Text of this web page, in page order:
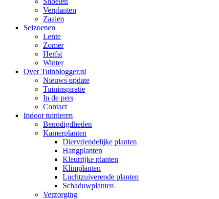
Verplanten
Zaaien
Seizoenen
Lente
Zomer
Herfst
Winter
Over Tuinblogger.nl
Nieuws update
Tuininspiratie
In de pers
Contact
Indoor tuinieren
Benodigdheden
Kamerplanten
Diervriendelijke planten
Hangplanten
Kleurrijke planten
Klimplanten
Luchtzuiverende planten
Schaduwplanten
Verzorging